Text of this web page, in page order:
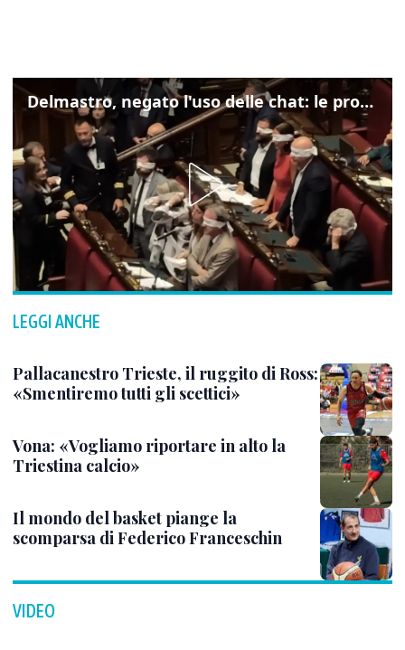
Delmastro, negato l'uso delle chat: le proteste di Avs e M5s
LEGGI ANCHE
Pallacanestro Trieste, il ruggito di Ross:
«Smentiremo tutti gli scettici»
Vona: «Vogliamo riportare in alto la
Triestina calcio»
Il mondo del basket piange la
scomparsa di Federico Franceschin
VIDEO